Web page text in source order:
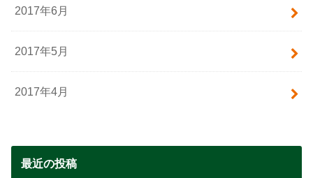
2017年6月
2017年5月
2017年4月
最近の投稿